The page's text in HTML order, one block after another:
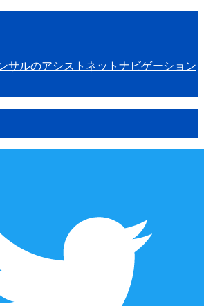
サルのアシストネットナビゲーション